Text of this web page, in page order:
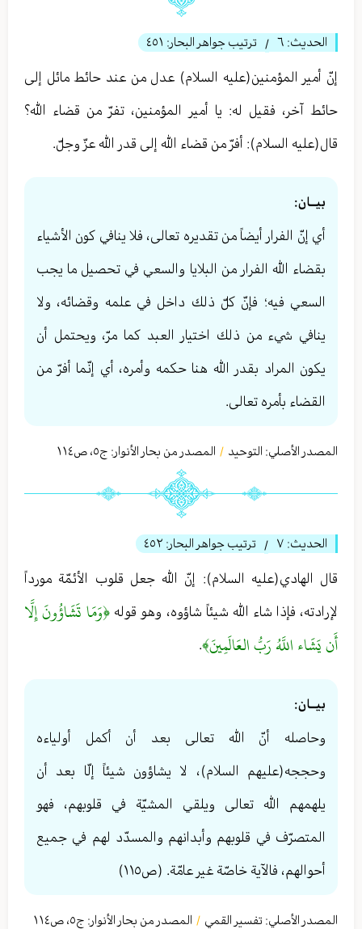
الحديث: ٦ / ترتيب جواهر البحار: ٤٥١
إنّ أمير المؤمنين(عليه السلام) عدل من عند حائط مائل إلى
حائط آخر، فقيل له: يا أمير المؤمنين، تفرّ من قضاء الله؟
قال(عليه السلام): أفرّ من قضاء الله إلى قدر الله عزّ وجلّ.
بيــان:
أي إنّ الفرار أيضاً من تقديره تعالى، فلا ينافي كون الأشياء
بقضاء الله الفرار من البلايا والسعي في تحصيل ما يجب
السعي فيه؛ فإنّ كلّ ذلك داخل في علمه وقضائه، ولا
ينافي شيء من ذلك اختيار العبد كما مرّ، ويحتمل أن
يكون المراد بقدر الله هنا حكمه وأمره، أي إنّما أفرّ من
القضاء بأمره تعالی.
المصدر الأصلي: التوحید / المصدر من بحار الأنوار: ج٥، ص١١٤
الحديث: ٧ / ترتيب جواهر البحار: ٤٥٢
قال الهادي(عليه السلام): إنّ الله جعل قلوب الأئمّة مورداً
لإرادته، فإذا شاء الله شيئاً شاؤوه، وهو قوله ﴿وَمَا تَشَاؤُونَ إِلَّا
أَن يَشَاء اللَّهُ رَبُّ العَالَمِينَ﴾.
بيــان:
وحاصله أنّ الله تعالی بعد أن أكمل أولياءه
وحججه(عليهم السلام)، لا يشاؤون شيئاً إلّا بعد أن
يلهمهم الله تعالی ويلقي المشيّة في قلوبهم، فهو
المتصرّف في قلوبهم وأبدانهم والمسدّد لهم في جميع
أحوالهم، فالآية خاصّة غير عامّة. (ص١١٥)
المصدر الأصلي: تفسير القمي / المصدر من بحار الأنوار: ج٥، ص١١٤